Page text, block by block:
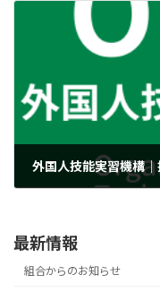
最新情報
組合からのお知らせ